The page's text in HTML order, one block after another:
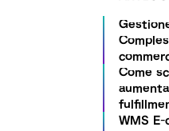
Come
WMS E-